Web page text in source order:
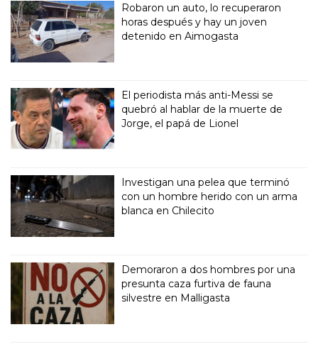
Robaron un auto, lo recuperaron
horas después y hay un joven
detenido en Aimogasta
El periodista más anti-Messi se
quebró al hablar de la muerte de
Jorge, el papá de Lionel
Investigan una pelea que terminó
con un hombre herido con un arma
blanca en Chilecito
Demoraron a dos hombres por una
presunta caza furtiva de fauna
silvestre en Malligasta